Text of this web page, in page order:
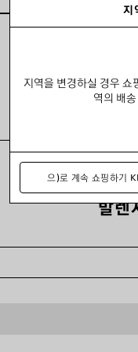
발렌
지
지역을 변경하실 경우 쇼
역의 배
으)로 계속 쇼핑하기